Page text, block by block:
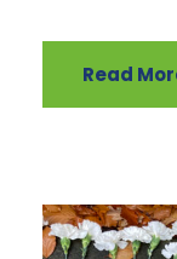
Read